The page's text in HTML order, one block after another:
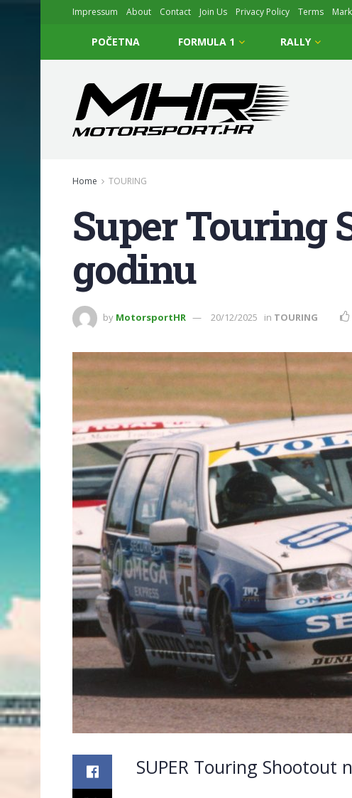
Impressum About Contact Join Us Privacy Policy Terms
POČETNA FORMULA 1 RALLY
Home TOURING
Super Touring
godinu
by MotorsportHR 20/12/2025 in TOURING
SUPER Touring Shootout